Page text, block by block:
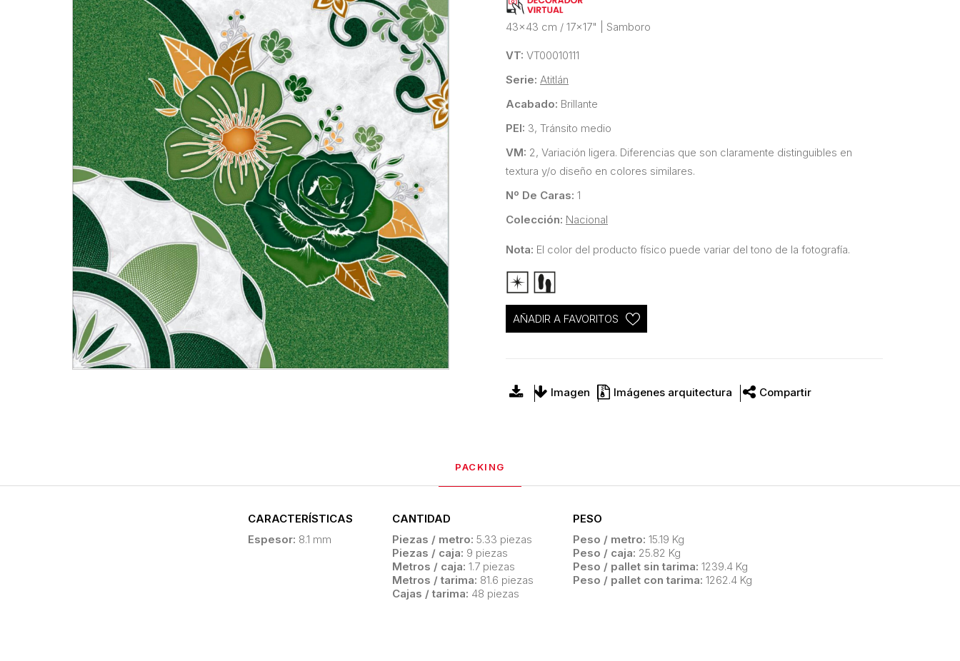
43x43 cm / 17x17" Samboro
VT: VT00010111
Serie: Atitlán
Acabado: Brillante
PEI: 3, Tránsito medio
VM: 2, Variación ligera. Diferencias que son claramente distinguibles en
textura y/o diseño en colores similares.
Nº De Caras: 1
Colección: Nacional
Nota: El color del producto físico puede variar del tono de la fotografía.
AÑADIR A FAVORITOS
Imagen Imágenes arquitectura Compartir
PACKING
CARACTERÍSTICAS
Espesor: 8.1 mm
CANTIDAD
Piezas / metro: 5.33 piezas
Piezas / caja: 9 piezas
Metros / caja: 1.7 piezas
Metros / tarima: 81.6 piezas
Cajas / tarima: 48 piezas
PESO
Peso / metro: 15.19 Kg
Peso / caja: 25.82 Kg
Peso / pallet sin tarima: 1239.4 Kg
Peso / pallet con tarima: 1262.4 Kg